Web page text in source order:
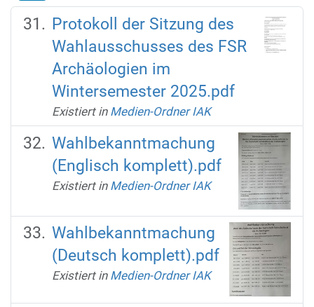
Protokoll der Sitzung des
Wahlausschusses des FSR
Archäologien im
Wintersemester 2025.pdf
Existiert in Medien-Ordner IAK
Wahlbekanntmachung
(Englisch komplett).pdf
Existiert in Medien-Ordner IAK
Wahlbekanntmachung
(Deutsch komplett).pdf
Existiert in Medien-Ordner IAK